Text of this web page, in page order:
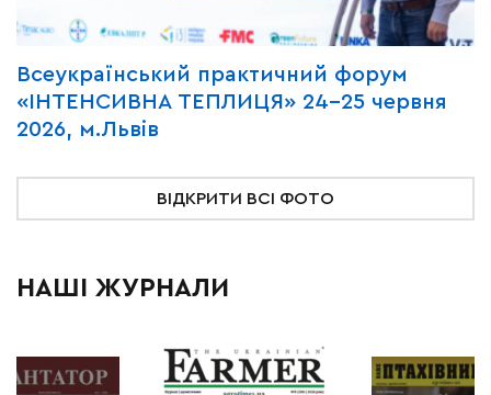
Всеукраїнський практичний форум
«ІНТЕНСИВНА ТЕПЛИЦЯ» 24-25 червня
2026, м.Львів
ВІДКРИТИ ВСІ ФОТО
НАШІ ЖУРНАЛИ